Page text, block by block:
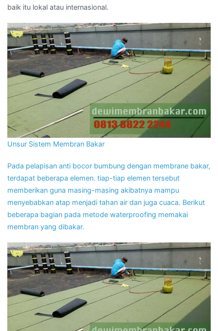
baik itu lokal atau internasional.
Unsur Sistem Membran Bakar
Pada pelapisan anti bocor bumbung dengan membrane bakar,
terdapat beberapa elemen. tiap-tiap elemen tersebut
memberikan guna masing-masing akibatnya mampu
menyebabkan atap menjadi tahan air dan juga cuaca. Berikut
beberapa bagian pada metode waterproofing memakai
membran yang dibakar.